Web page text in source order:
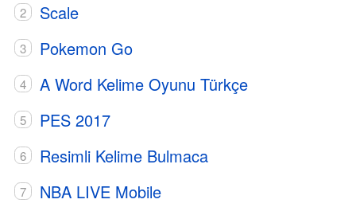
Scale
Pokemon Go
A Word Kelime Oyunu Türkçe
PES 2017
Resimli Kelime Bulmaca
NBA LIVE Mobile